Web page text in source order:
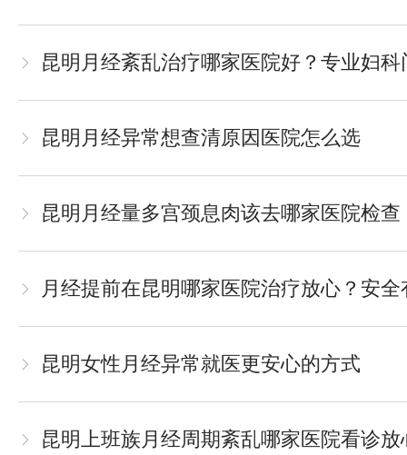
昆明月经紊乱治疗哪家医院好？专业妇
昆明月经异常想查清原因医院怎么选
昆明月经量多宫颈息肉该去哪家医院检查
月经提前在昆明哪家医院治疗放心？安全
昆明女性月经异常就医更安心的方式
昆明上班族月经周期紊乱哪家医院看诊放